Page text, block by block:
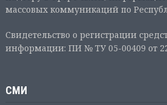
массовых коммуникаций по
Свидетельство о регистрации
информации: ПИ № ТУ 05-00409 от
СМИ